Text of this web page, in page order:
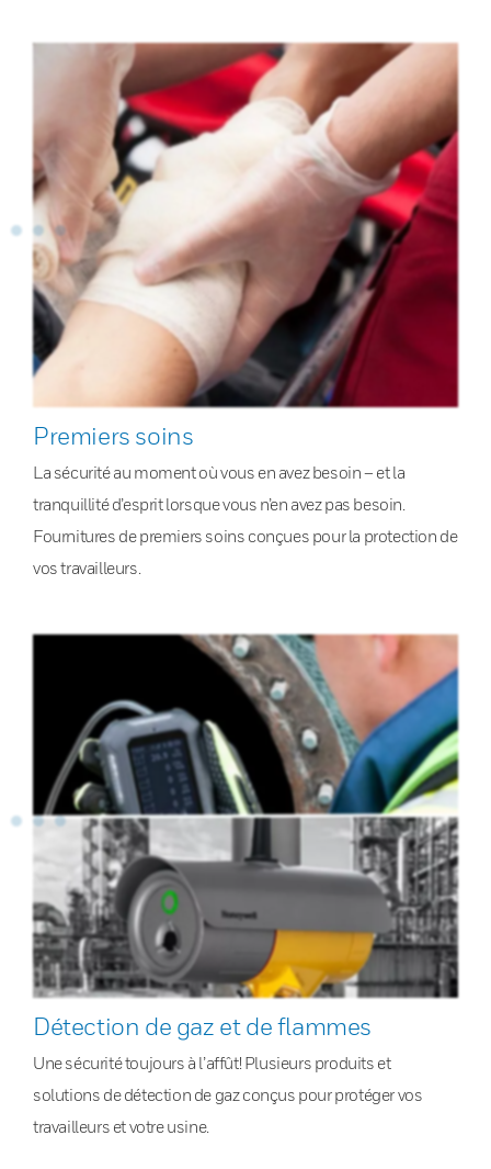
Premiers soins
La sécurité au moment où vous en avez besoin – et la
tranquillité d’esprit lorsque vous n’en avez pas besoin.
Fournitures de premiers soins conçues pour la protection de
vos travailleurs.
Détection de gaz et de flammes
Une sécurité toujours à l’affût! Plusieurs produits et
solutions de détection de gaz conçus pour protéger vos
travailleurs et votre usine.